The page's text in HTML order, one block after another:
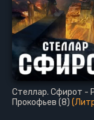
Стеллар. Сфирот -
Прокофьев (8)